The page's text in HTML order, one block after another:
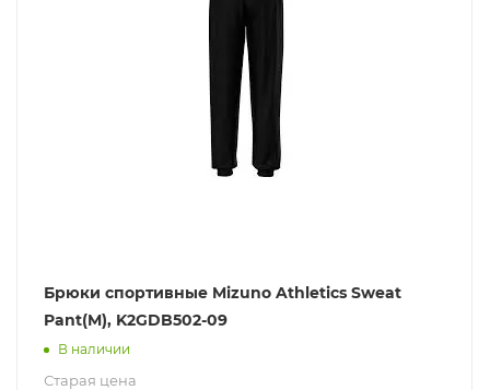
Брюки спортивные Mizuno Athletics Sweat
Pant(M), K2GDB502-09
В наличии
Старая цена